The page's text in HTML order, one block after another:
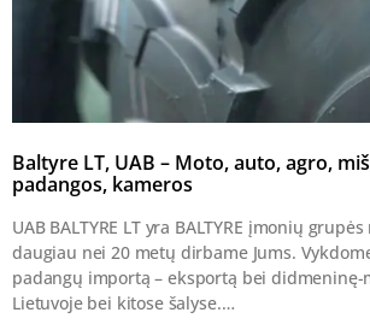
Baltyre LT, UAB – Moto, auto, agro,
padangos, kameros
UAB BALTYRE LT yra BALTYRE įmonių
daugiau nei 20 metų dirbame Jums.
padangų importą – eksportą bei didmeninę-
Lietuvoje bei kitose šalyse.…